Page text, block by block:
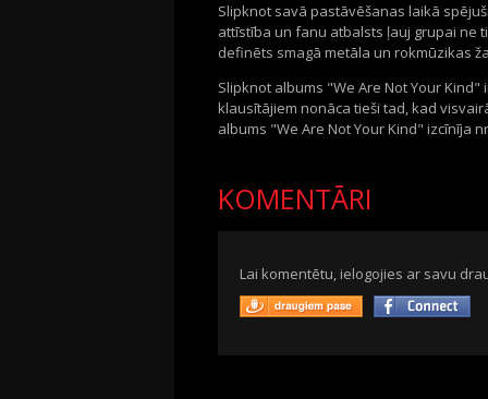
Slipknot savā pastāvēšanas laikā
attīstība un fanu atbalsts ļauj grupai ne
definēts smagā metāla un rokmūzikas
Slipknot albums "We Are Not Your
klausītājiem nonāca tieši tad, kad
albums "We Are Not Your Kind" izcīnīja
KOMENTĀRI
Lai komentētu, ielogojies ar savu